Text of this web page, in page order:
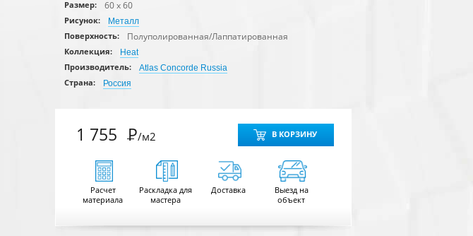
Размер:
60 x 60
Рисунок:
Металл
Поверхность:
Полуполированная/Лаппатированная
Коллекция:
Heat
Производитель:
Atlas Concorde Russia
Страна:
Россия
1 755 Р/м2 В КОРЗИНУ
Расчет
материала
Раскладка для
мастера
Доставка
Выезд на
объект